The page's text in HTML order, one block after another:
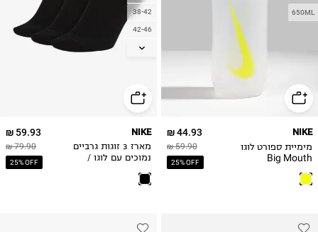
650ML
44.93 ₪
59.90 ₪
25% OFF
NIKE
מימיית ספורט לוגו
Big Mouth
38-42
42-46
46-50
59.93 ₪
79.90 ₪
25% OFF
NIKE
מארז 3 זוגות גרביים
נמוכים עם לוגו /